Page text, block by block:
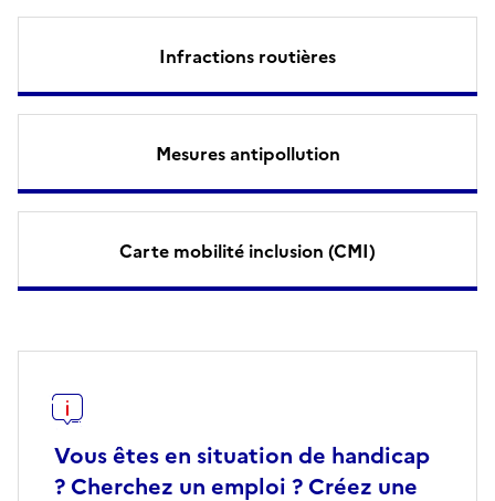
Infractions routières
Mesures antipollution
Carte mobilité inclusion (CMI)
Vous êtes en situation de handicap
? Cherchez un emploi ? Créez une